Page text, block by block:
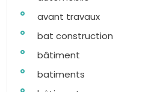
avant travaux
bat construction
bâtiment
batiments